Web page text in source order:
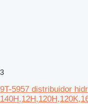
3
9T-5957 distribuidor